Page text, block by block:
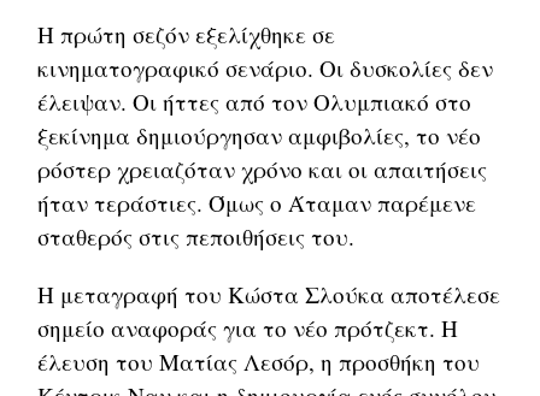
Η πρώτη σεζόν εξελίχθηκε σε
κινηματογραφικό σενάριο. Οι δυσκολίες δεν
έλειψαν. Οι ήττες από τον Ολυμπιακό στο
ξεκίνημα δημιούργησαν αμφιβολίες, το νέο
ρόστερ χρειαζόταν χρόνο και οι απαιτήσεις
ήταν τεράστιες. Όμως ο Άταμαν παρέμενε
σταθερός στις πεποιθήσεις του.
Η μεταγραφή του Κώστα Σλούκα αποτέλεσε
σημείο αναφοράς για το νέο πρότζεκτ. Η
έλευση του Ματίας Λεσόρ, η προσθήκη του